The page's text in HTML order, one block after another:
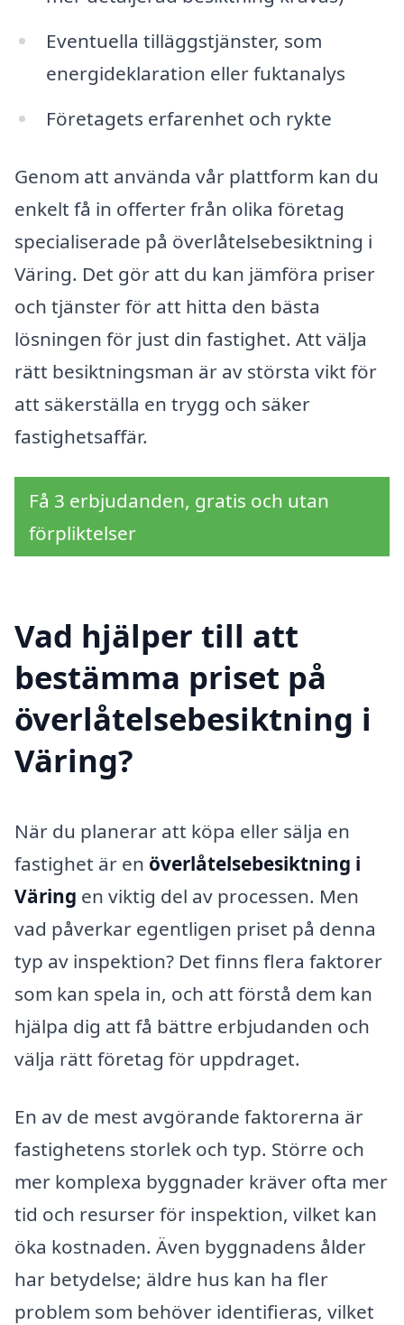
Eventuella tilläggstjänster, som
energideklaration eller fuktanalys
Företagets erfarenhet och rykte
Genom att använda vår plattform kan du
enkelt få in offerter från olika företag
specialiserade på överlåtelsebesiktning i
Väring. Det gör att du kan jämföra priser
och tjänster för att hitta den bästa
lösningen för just din fastighet. Att välja
rätt besiktningsman är av största vikt för
att säkerställa en trygg och säker
fastighetsaffär.
Få 3 erbjudanden, gratis och utan
förpliktelser
Vad hjälper till att
bestämma priset på
överlåtelsebesiktning i
Väring?
När du planerar att köpa eller sälja en
fastighet är en överlåtelsebesiktning i
Väring en viktig del av processen. Men
vad påverkar egentligen priset på denna
typ av inspektion? Det finns flera faktorer
som kan spela in, och att förstå dem kan
hjälpa dig att få bättre erbjudanden och
välja rätt företag för uppdraget.
En av de mest avgörande faktorerna är
fastighetens storlek och typ. Större och
mer komplexa byggnader kräver ofta mer
tid och resurser för inspektion, vilket kan
öka kostnaden. Även byggnadens ålder
har betydelse; äldre hus kan ha fler
problem som behöver identifieras, vilket